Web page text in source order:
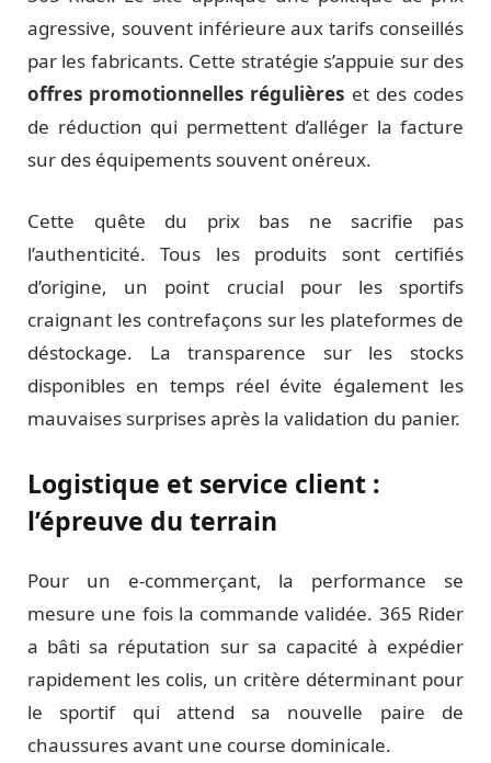
agressive, souvent inférieure aux tarifs conseillés
par les fabricants. Cette stratégie s’appuie sur des
offres promotionnelles régulières et des codes
de réduction qui permettent d’alléger la facture
sur des équipements souvent onéreux.
Cette quête du prix bas ne sacrifie pas
l’authenticité. Tous les produits sont certifiés
d’origine, un point crucial pour les sportifs
craignant les contrefaçons sur les plateformes de
déstockage. La transparence sur les stocks
disponibles en temps réel évite également les
mauvaises surprises après la validation du panier.
Logistique et service client :
l’épreuve du terrain
Pour un e-commerçant, la performance se
mesure une fois la commande validée. 365 Rider
a bâti sa réputation sur sa capacité à expédier
rapidement les colis, un critère déterminant pour
le sportif qui attend sa nouvelle paire de
chaussures avant une course dominicale.